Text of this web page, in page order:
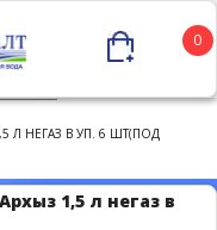
0
Л НЕГАЗ В УП. 6 ШТ(ПОД
1,5 л негаз в